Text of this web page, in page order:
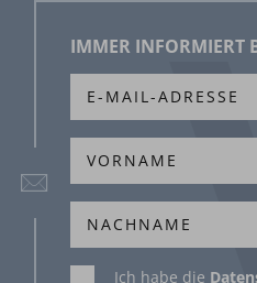
IMMER INFORMIERT
Ich habe die